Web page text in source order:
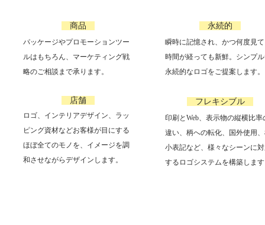
商品
パッケージやプロモーションツー
ルはもちろん、マーケティング戦
略のご相談まで承ります。
店舗
ロゴ、インテリアデザイン、ラッ
ピング資材などお客様が目にする
ほぼ全てのモノを、イメージを調
和させながらデザインします。
永続的
瞬時に記憶され、かつ何度見
時間が経っても新鮮。シンプ
永続的なロゴをご提案します。
フレキシブル
印刷とWeb、表示物の縦横比率
違い、柄への転化、国外使用
小表記など、様々なシーンに
するロゴシステムを構築しま